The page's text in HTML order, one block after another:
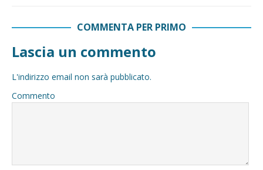
COMMENTA PER PRIMO
Lascia un commento
L'indirizzo email non sarà pubblicato.
Commento